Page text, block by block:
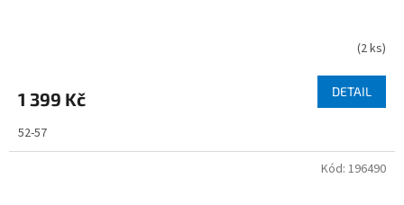
(2 ks)
1 399 Kč DETAIL
52-57
Kód: 196490